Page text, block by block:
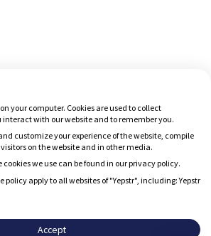
your computer. Cookies are used to collect
with our website and to remember you.
customize your experience of the website, compile
on the website and in other media.
we use can be found in our privacy policy.
policy apply to all websites of "Yepstr", including: Yepstr
Accept